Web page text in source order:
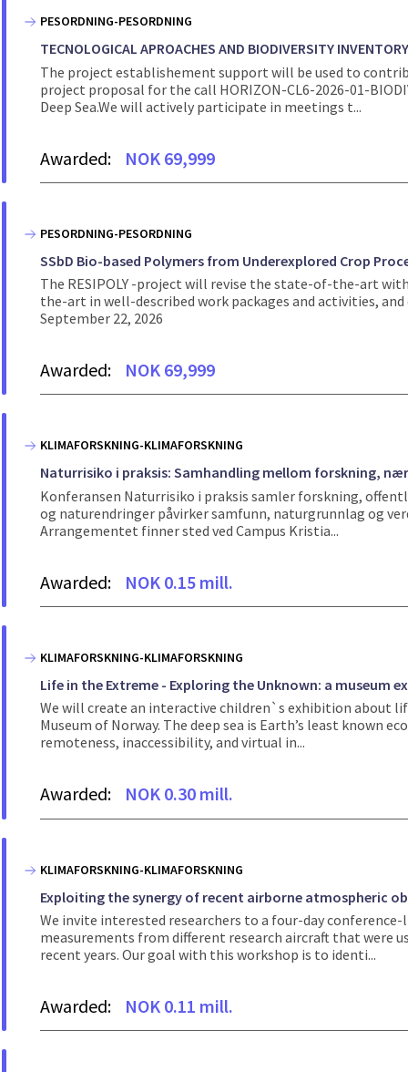
PESORDNING-PESORDNING
TECNOLOGICAL APROACHES AND BIODIVERSITY
The project establishement support will be used to
project proposal for the call HORIZON-CL6-2026-01-
Deep Sea.We will actively participate in meetings t...
Awarded: NOK 69,999
PESORDNING-PESORDNING
SSbD Bio-based Polymers from Underexplored Crop
The RESIPOLY -project will revise the state-of-the-art
the-art in well-described work packages and activities,
September 22, 2026
Awarded: NOK 69,999
KLIMAFORSKNING-KLIMAFORSKNING
Naturrisiko i praksis: Samhandling mellom forskning,
Konferansen Naturrisiko i praksis samler forskning,
og naturendringer påvirker samfunn, naturgrunnlag og
Arrangementet finner sted ved Campus Kristia...
Awarded: NOK 0.15 mill.
KLIMAFORSKNING-KLIMAFORSKNING
Life in the Extreme - Exploring the Unknown: a museum
We will create an interactive children`s exhibition about
Museum of Norway. The deep sea is Earth’s least known
remoteness, inaccessibility, and virtual in...
Awarded: NOK 0.30 mill.
KLIMAFORSKNING-KLIMAFORSKNING
Exploiting the synergy of recent airborne atmospheric
We invite interested researchers to a four-day
measurements from different research aircraft that were
recent years. Our goal with this workshop is to identi...
Awarded: NOK 0.11 mill.